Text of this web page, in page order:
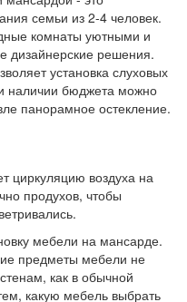
семьи из 2-4 человек.
комнаты уютными и
дизайнерские решения.
установка слуховых
наличии бюджета можно
панорамное остекление.
циркуляцию воздуха на
продухов, чтобы
мебели на мансарде.
предметы мебели не
как в обычной
какую мебель выбрать